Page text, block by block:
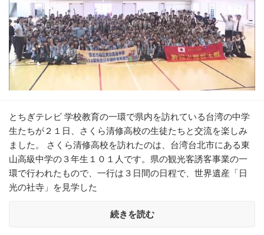
とちぎテレビ 学校教育の一環で県内を訪れている台湾の中学
生たちが２１日、さくら清修高校の生徒たちと交流を楽しみ
ました。 さくら清修高校を訪れたのは、台湾台北市にある東
山高級中学の３年生１０１人です。県の観光客誘客事業の一
環で行われたもので、一行は３日間の日程で、世界遺産「日
光の社寺」を見学した
続きを読む